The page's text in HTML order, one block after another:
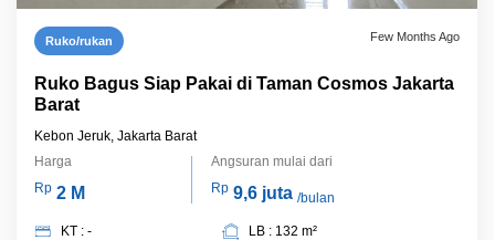
Ruko/rukan Few Months Ago
Ruko Bagus Siap Pakai di Taman Cosmos Jakarta
Barat
Kebon Jeruk, Jakarta Barat
Harga
Rp 2 M
Angsuran mulai dari
Rp 9,6 juta /bulan
KT : -
LB : 132 m²